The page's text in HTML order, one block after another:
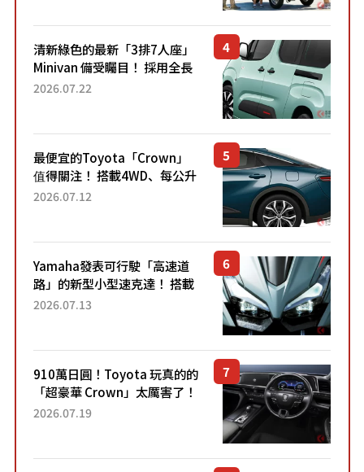
清新綠色的最新「3排7人座」
Minivan 備受矚目！ 採用全長
4.7公尺剛剛好的車身尺寸與
2026.07.22
最便宜的Toyota「Crown」
值得關注！ 搭載4WD、每公升
22.4公里低油耗表現超亮眼！
2026.07.12
Yamaha發表可行駛「高速道
路」的新型小型速克達！ 搭載
能享受超強勁「渦輪感」的動
2026.07.13
910萬日圓！Toyota 玩真的的
「超豪華 Crown」太厲害了！
採用由「匠人技藝」打造的
2026.07.19